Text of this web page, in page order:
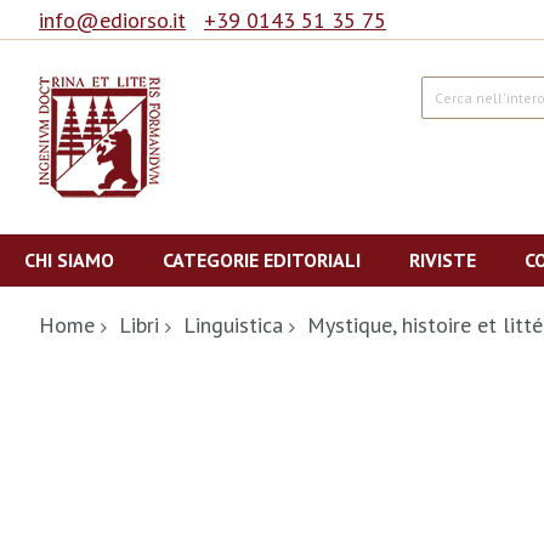
info@ediorso.it +39 0143 51 35 75
Cerca
al
contenuto
CHI SIAMO CATEGORIE EDITORIALI RIVISTE
Home Libri Linguistica Mystique, histoire et